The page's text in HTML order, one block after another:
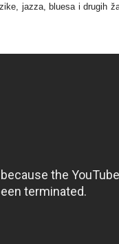
jazza, bluesa i drugih